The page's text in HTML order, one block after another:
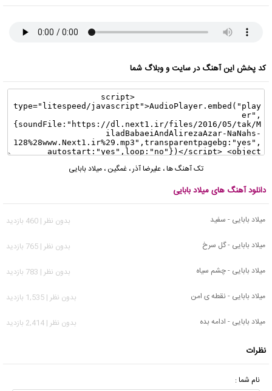
کد پخش این آهنگ در سایت و وبلاگ شما
تک آهنگ ها، علیرضا آذر، غمگین ، میلاد بابایی
دانلود آهنگ های میلاد بابایی
میلاد بابایی - سفید
بدون نظر | 460 بازدید
میلاد بابایی - گل سرخ
بدون نظر | 765 بازدید
میلاد بابایی - چشم سیاه
بدون نظر | 783 بازدید
میلاد بابایی - نقطه ی امن
بدون نظر | 1,535 بازدید
میلاد بابایی - ادامه بده
بدون نظر | 2,414 بازدید
نظرات
نام شما :